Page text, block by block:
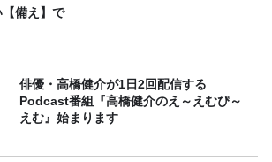
備え】で
俳優・高橋健介が1日2回配信する
Podcast番組『高橋健介のえ～えむぴ～
えむ』始まります